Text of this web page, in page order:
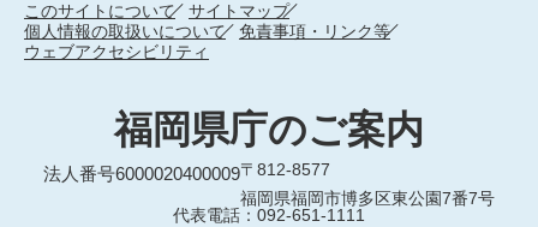
このサイトについて
サイトマップ
個人情報の取扱いについて
免責事項・リンク等
ウェブアクセシビリティ
福岡県庁のご案内
法人番号6000020400009〒812-8577
福岡県福岡市博多区東公園7番7号
代表電話：092-651-1111